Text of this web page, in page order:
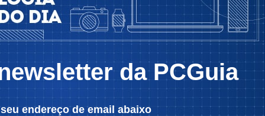
da PCGuia
endereço de email abaixo